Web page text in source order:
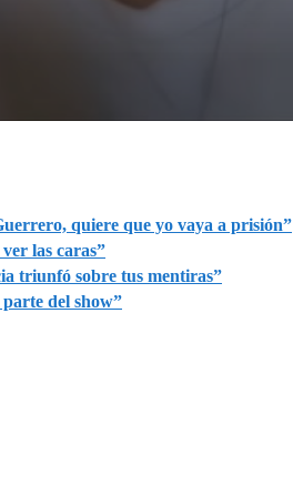
quiere que yo vaya a prisión”
las caras”
triunfó sobre tus mentiras”
del show”